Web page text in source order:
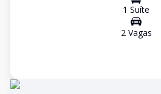
1 Suíte
2Vagas